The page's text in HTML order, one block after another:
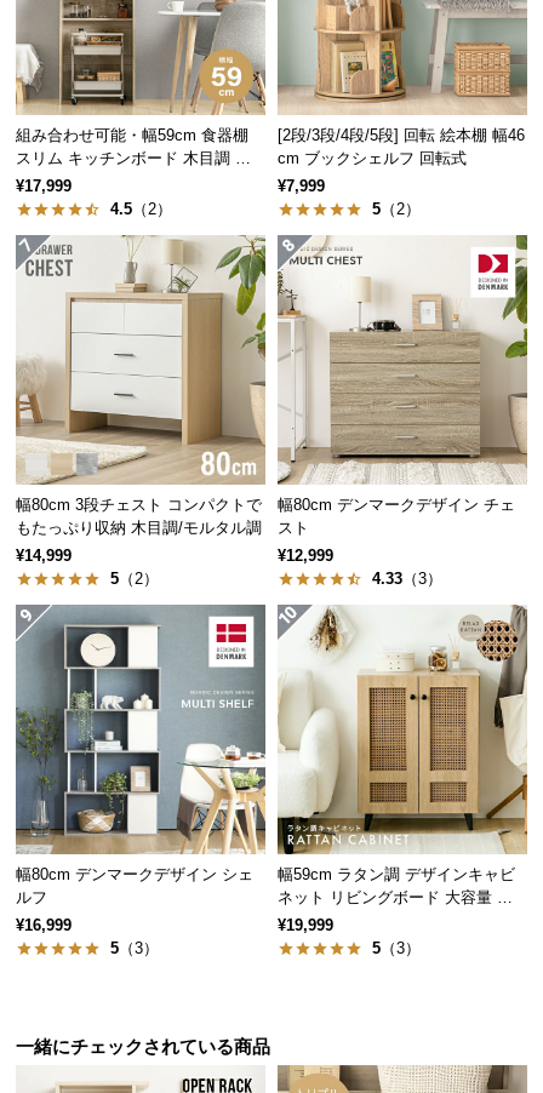
い
て
保
証
に
つ
会
規
約
に
い
て
様
サ
ト
お
知
天然木製品について
本製品は天然木製品です。木目や色合いには個体
差があります。また、素材の木目を活かして風合
いを出す塗装を施しており、下地である天然木本
来の色合いによって掲載写真とは仕上がりが異な
る場合がございます。日光や照明の種類など、環
境によっても下地の濃淡の見え方に変化が生じま
す。商品の特性を十分ご理解の上、ご購入くださ
い。
アイデア次第で使い方いろいろ
お部屋になじみやすいシンプルなウッドデザイン
は、アイデア次第でさまざまな場面にお使いいただ
けます。
ディスプレイラック キッチンシェルフ
お気に入りの小物や植物を飾ってディスプレイラッ
クに。インテリアの一部としても活躍します。
組み合わせ可能・幅59cm 食器棚
スリム キッチンボード 木目調 レ
イアウト自在
¥17,999
4.5 （2）
[2段/3段/4段/5段] 回転 絵本棚 幅46
cm ブックシェルフ 回転式
¥7,999
5 （2）
幅80cm 3段チェスト コンパクトで
もたっぷり収納 木目調/モルタル調
¥14,999
5 （2）
幅80cm デンマークデザイン チェ
スト
¥12,999
4.33 （3）
幅80cm デンマークデザイン シェ
ルフ
¥16,999
5 （3）
幅59cm ラタン調 デザインキャビ
ネット リビングボード 大容量 可
動棚
¥19,999
5 （3）
一緒にチェックされている商品